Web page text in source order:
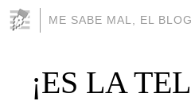
ME SABE MAL, EL
¡ES LA